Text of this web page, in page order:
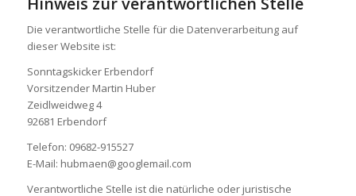
Die verantwortliche Stelle für die Datenverarbeitung auf
dieser Website ist:
Sonntagskicker Erbendorf
Vorsitzender Martin Huber
Zeidlweidweg 4
92681 Erbendorf
Telefon: 09682-915527
E-Mail: hubmaen@googlemail.com
Verantwortliche Stelle ist die natürliche oder juristische